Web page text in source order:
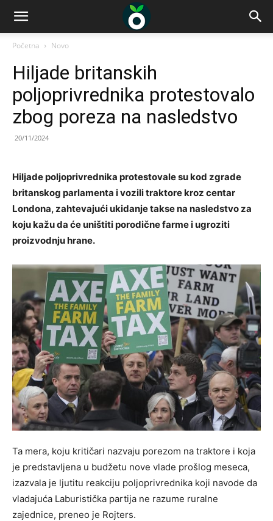
Početna Novo
Hiljade britanskih
poljoprivrednika protestovalo
zbog poreza na nasledstvo
20/11/2024
Hiljade poljoprivrednika protestovale su kod zgrade
britanskog parlamenta i vozili traktore kroz centar
Londona, zahtevajući ukidanje takse na nasledstvo za
koju kažu da će uništiti porodične farme i ugroziti
proizvodnju hrane.
Ta mera, koju kritičari nazvaju porezom na traktore i koja
je predstavljena u budžetu nove vlade prošlog meseca,
izazvala je ljutitu reakciju poljoprivrednika koji navode da
vladajuća Laburistička partija ne razume ruralne
zajednice, preneo je Rojters.